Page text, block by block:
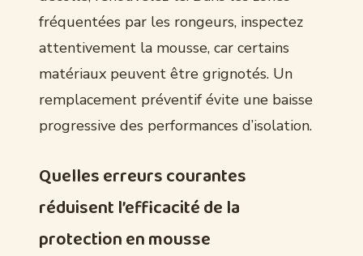
fréquentées par les rongeurs, inspectez
attentivement la mousse, car certains
matériaux peuvent être grignotés. Un
remplacement préventif évite une baisse
progressive des performances d’isolation.
Quelles erreurs courantes
réduisent l’efficacité de la
protection en mousse